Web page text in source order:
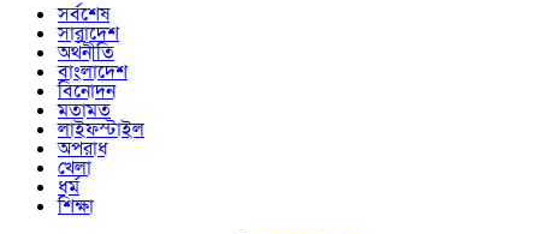
সর্বশেষ
সারাদেশ
অর্থনীতি
বাংলাদেশ
বিনোদন
মতামত
লাইফস্টাইল
অপরাধ
খেলা
ধর্ম
শিক্ষা